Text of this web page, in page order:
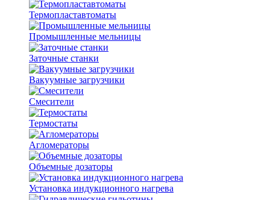
Термопластавтоматы
Промышленные мельницы
Заточные станки
Вакуумные загрузчики
Смесители
Термостаты
Агломераторы
Объемные дозаторы
Установка индукционного нагрева